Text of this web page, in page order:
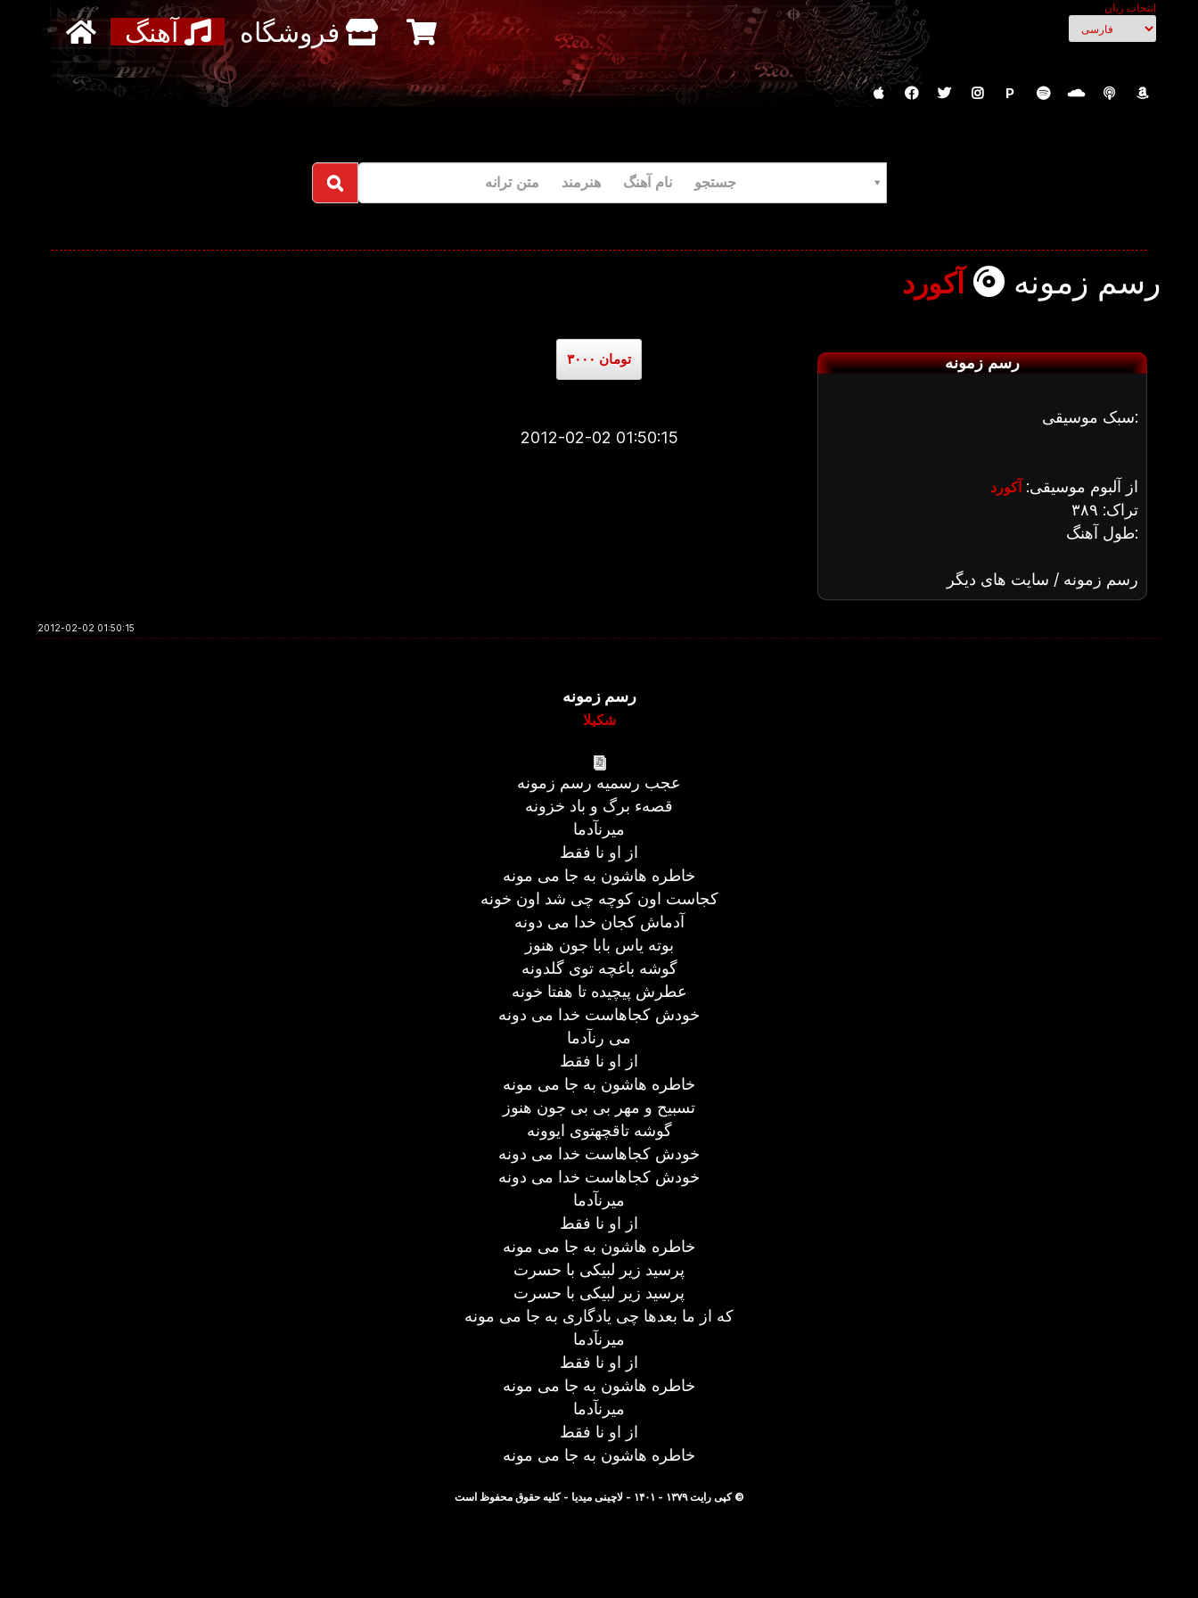
انتخاب زبان
آهنگ فروشگاه
P
جستجو نام آهنگ هنرمند متن ترانه
رسم زمونه آکورد
۳۰۰۰ تومان
2012-02-02 01:50:15
رسم زمونه
سبک موسیقی:
از آلبوم موسیقی: آکورد
تراک: ۳۸۹
طول آهنگ:
رسم زمونه / سایت های دیگر
2012-02-02 01:50:15
رسم زمونه
شکیلا
عجب رسمیه رسم زمونه
قصهء برگ و باد خزونه
میرنآدما
از او نا فقط
خاطره هاشون به جا می مونه
کجاست اون کوچه چی شد اون خونه
آدماش کجان خدا می دونه
بوته یاس بابا جون هنوز
گوشه باغچه توی گلدونه
عطرش پیچیده تا هفتا خونه
خودش کجاهاست خدا می دونه
می رنآدما
از او نا فقط
خاطره هاشون به جا می مونه
تسبیح و مهر بی بی جون هنوز
گوشه تاقچهتوی ایوونه
خودش کجاهاست خدا می دونه
خودش کجاهاست خدا می دونه
میرنآدما
از او نا فقط
خاطره هاشون به جا می مونه
پرسید زیر لبیکی با حسرت
پرسید زیر لبیکی با حسرت
که از ما بعدها چی یادگاری به جا می مونه
میرنآدما
از او نا فقط
خاطره هاشون به جا می مونه
میرنآدما
از او نا فقط
خاطره هاشون به جا می مونه
© کپی رایت ۱۳۷۹ - ۱۴۰۱ - لاچینی میدیا - کلیه حقوق محفوظ است